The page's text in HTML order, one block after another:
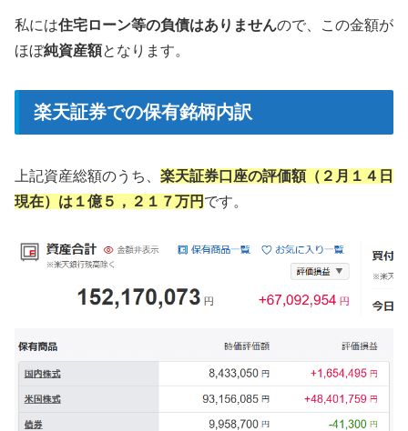
私には住宅ローン等の負債はありませんので、この金額が
ほぼ純資産額となります。
楽天証券での保有銘柄内訳
上記資産総額のうち、 楽天証券口座の評価額（２月１４日
現在）は１億５，２１７万円 です。